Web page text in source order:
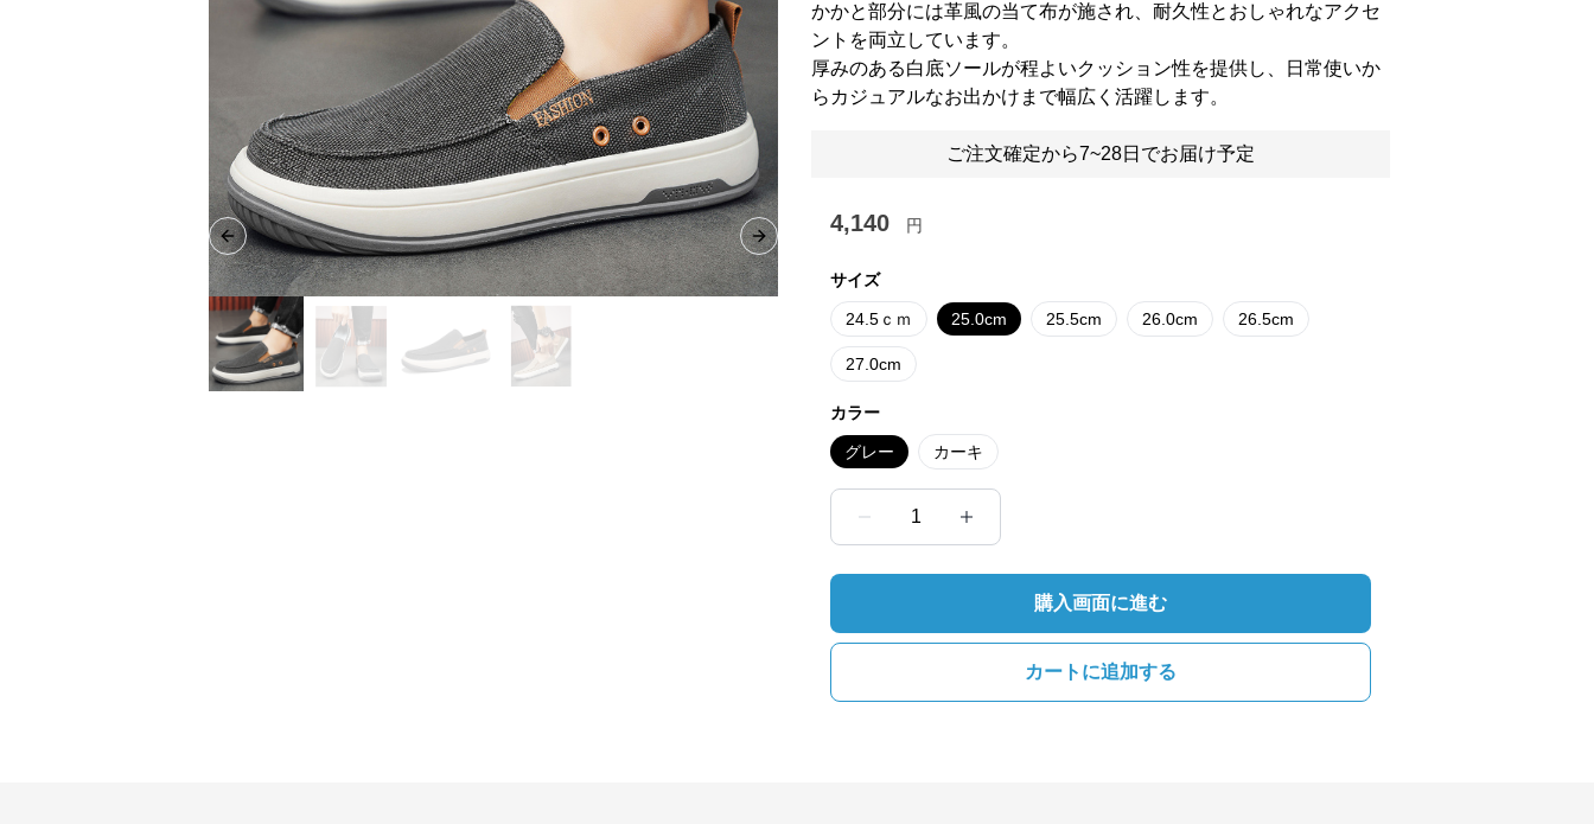
Previous slide Next slide
かかと部分には革風の当て布が施され、耐久性とおしゃれなアクセ
ントを両立しています。
厚みのある白底ソールが程よいクッション性を提供し、日常使いか
らカジュアルなお出かけまで幅広く活躍します。
ご注文確定から7~28日でお届け予定
4,140 円
サイズ
24.5ｃｍ 25.0cm 25.5cm 26.0cm 26.5cm
27.0cm
カラー
グレー カーキ
1
購入画面に進む
カートに追加する